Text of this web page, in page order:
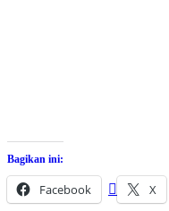
Bagikan ini:
Facebook X